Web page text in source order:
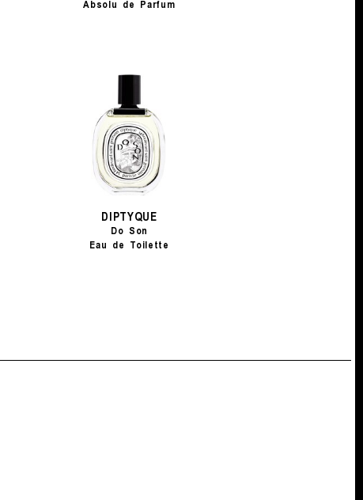
Absolu de Parfum
DIPTYQUE
Do Son
Eau de Toilette